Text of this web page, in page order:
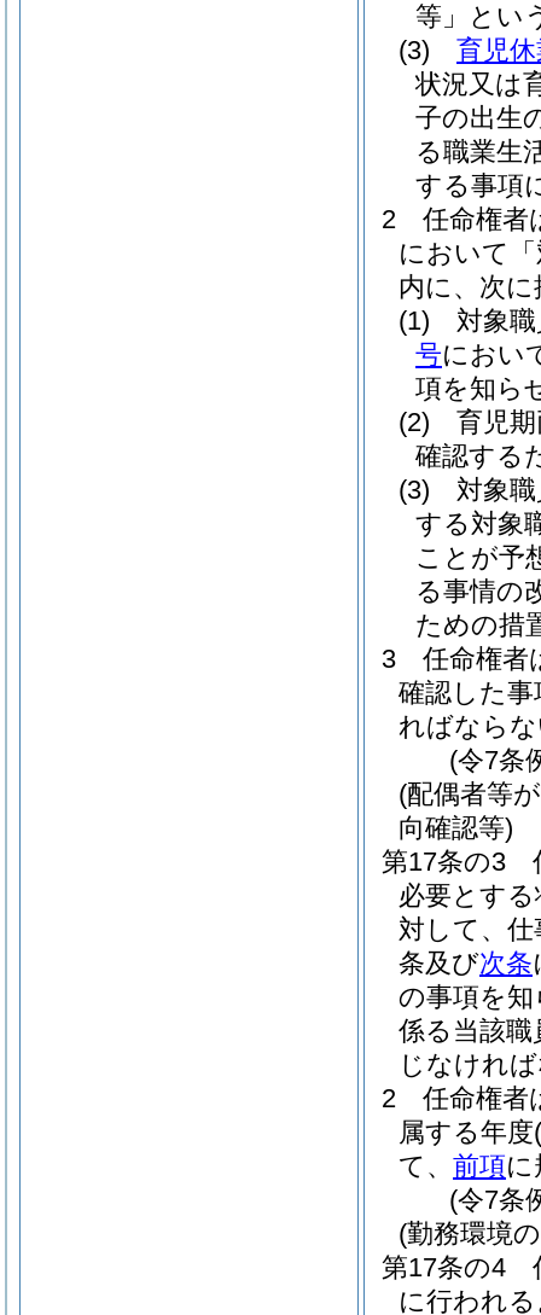
等」とい
(3)
育児
状況又は
子の出生
る職業生
する事項
2
任命権者
において
内に、次
(1)
対象
号におい
項を知ら
(2)
育児
確認する
(3)
対象
する対象
ことが予
る事情の
ための措
3
任命権者
確認した
ればなら
(令7条
(配偶者等
向確認等)
第17条の3
必要とす
対して、
条及び次条
の事項を
係る当該
じなけれ
2
任命権者
属する年度
て、 前項
(令7条
(勤務環境
第17条の4
に行われ